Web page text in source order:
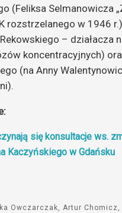
(Feliksa Selmanowicza
rozstrzelanego w 1946
– działacza
koncentracyjnych)
(na Anny
się konsultacje ws.
Kaczyńskiego w Gdańsku
Owczarczak Artur Chomicz